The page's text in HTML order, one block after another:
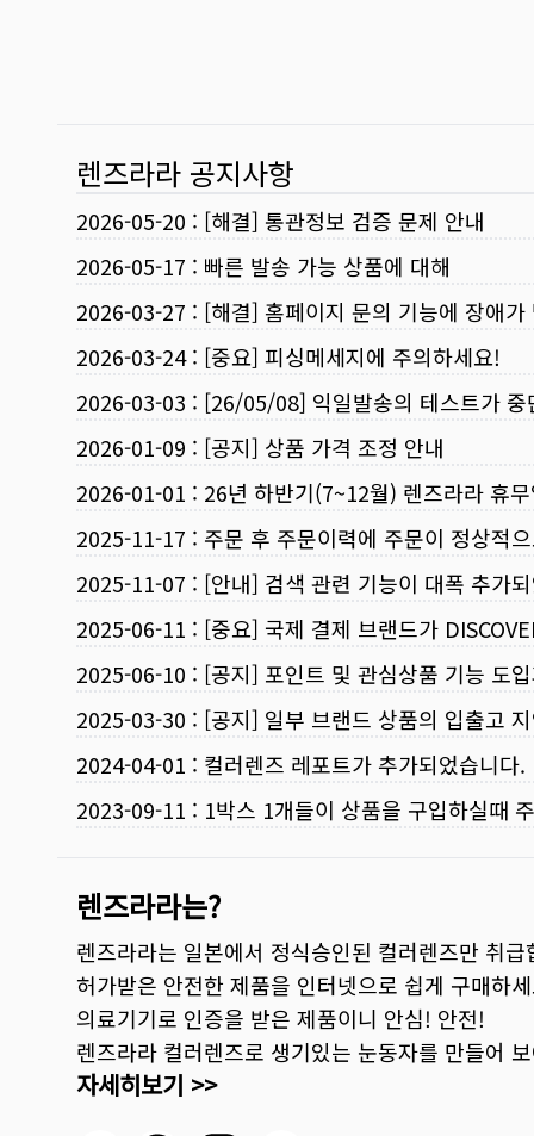
렌즈라라 공지사항
2026-05-20 : [해결] 통관정보 검증 문제 안내
2026-05-17 : 빠른 발송 가능 상품에 대해
2026-03-27 : [해결] 홈페이지 문의 기능에 장애가
2026-03-24: [중요] 피싱메세지에 주의하세요!
2026-03-03 : [26/05/08] 익일발송의 테스트가 중
2026-01-09 : [공지] 상품 가격 조정 안내
2026-01-01 : 26년 하반기(7~12월) 렌즈라라 휴
2025-11-17 : 주문 후 주문이력에 주문이 정상적
2025-11-07 : [안내] 검색 관련 기능이 대폭 추가
2025-06-11 : [중요] 국제 결제 브랜드가
2025-06-10 : [공지] 포인트 및 관심상품 기능 도
2025-03-30 : [공지] 일부 브랜드 상품의 입출고
2024-04-01 : 컬러렌즈 레포트가 추가되었습니다.
2023-09-11 : 1박스 1개들이 상품을 구입하실때
렌즈라라는?
렌즈라라는 일본에서 정식승인된 컬러렌즈만 취급
허가받은 안전한 제품을 인터넷으로 쉽게 구매하
의료기기로 인증을 받은 제품이니 안심! 안전!
렌즈라라 컬러렌즈로 생기있는 눈동자를 만들어
자세히보기 >>